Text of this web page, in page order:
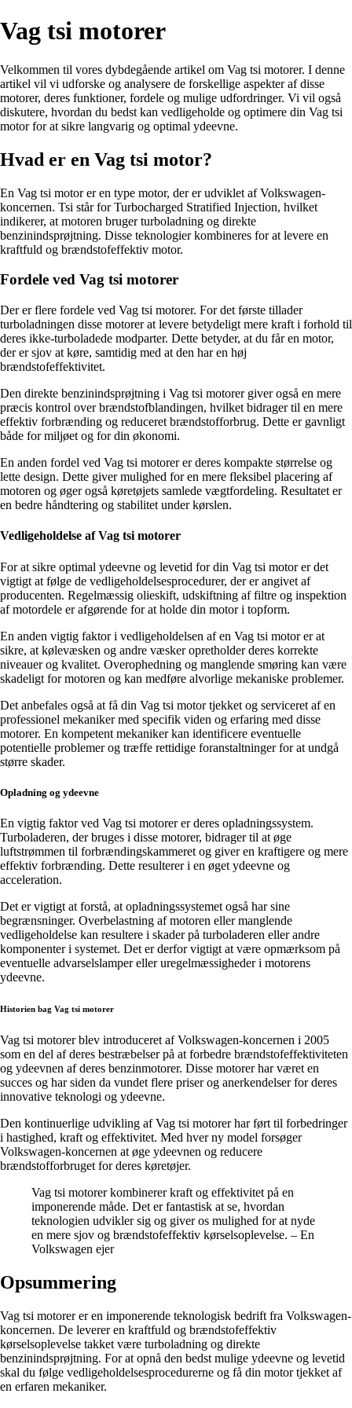
Vag tsi motorer
Velkommen til vores dybdegående artikel om Vag tsi motorer. I denne
artikel vil vi udforske og analysere de forskellige aspekter af disse
motorer, deres funktioner, fordele og mulige udfordringer. Vi vil også
diskutere, hvordan du bedst kan vedligeholde og optimere din Vag tsi
motor for at sikre langvarig og optimal ydeevne.
Hvad er en Vag tsi motor?
En Vag tsi motor er en type motor, der er udviklet af Volkswagen-
koncernen. Tsi står for Turbocharged Stratified Injection, hvilket
indikerer, at motoren bruger turboladning og direkte
benzinindsprøjtning. Disse teknologier kombineres for at levere en
kraftfuld og brændstofeffektiv motor.
Fordele ved Vag tsi motorer
Der er flere fordele ved Vag tsi motorer. For det første tillader
turboladningen disse motorer at levere betydeligt mere kraft i forhold til
deres ikke-turboladede modparter. Dette betyder, at du får en motor,
der er sjov at køre, samtidig med at den har en høj
brændstofeffektivitet.
Den direkte benzinindsprøjtning i Vag tsi motorer giver også en mere
præcis kontrol over brændstofblandingen, hvilket bidrager til en mere
effektiv forbrænding og reduceret brændstofforbrug. Dette er gavnligt
både for miljøet og for din økonomi.
En anden fordel ved Vag tsi motorer er deres kompakte størrelse og
lette design. Dette giver mulighed for en mere fleksibel placering af
motoren og øger også køretøjets samlede vægtfordeling. Resultatet er
en bedre håndtering og stabilitet under kørslen.
Vedligeholdelse af Vag tsi motorer
For at sikre optimal ydeevne og levetid for din Vag tsi motor er det
vigtigt at følge de vedligeholdelsesprocedurer, der er angivet af
producenten. Regelmæssig olieskift, udskiftning af filtre og inspektion
af motordele er afgørende for at holde din motor i topform.
En anden vigtig faktor i vedligeholdelsen af en Vag tsi motor er at
sikre, at kølevæsken og andre væsker opretholder deres korrekte
niveauer og kvalitet. Overophedning og manglende smøring kan være
skadeligt for motoren og kan medføre alvorlige mekaniske problemer.
Det anbefales også at få din Vag tsi motor tjekket og serviceret af en
professionel mekaniker med specifik viden og erfaring med disse
motorer. En kompetent mekaniker kan identificere eventuelle
potentielle problemer og træffe rettidige foranstaltninger for at undgå
større skader.
Opladning og ydeevne
En vigtig faktor ved Vag tsi motorer er deres opladningssystem.
Turboladeren, der bruges i disse motorer, bidrager til at øge
luftstrømmen til forbrændingskammeret og giver en kraftigere og mere
effektiv forbrænding. Dette resulterer i en øget ydeevne og
acceleration.
Det er vigtigt at forstå, at opladningssystemet også har sine
begrænsninger. Overbelastning af motoren eller manglende
vedligeholdelse kan resultere i skader på turboladeren eller andre
komponenter i systemet. Det er derfor vigtigt at være opmærksom på
eventuelle advarselslamper eller uregelmæssigheder i motorens
ydeevne.
Historien bag Vag tsi motorer
Vag tsi motorer blev introduceret af Volkswagen-koncernen i 2005
som en del af deres bestræbelser på at forbedre brændstofeffektiviteten
og ydeevnen af deres benzinmotorer. Disse motorer har været en
succes og har siden da vundet flere priser og anerkendelser for deres
innovative teknologi og ydeevne.
Den kontinuerlige udvikling af Vag tsi motorer har ført til forbedringer
i hastighed, kraft og effektivitet. Med hver ny model forsøger
Volkswagen-koncernen at øge ydeevnen og reducere
brændstofforbruget for deres køretøjer.
Vag tsi motorer kombinerer kraft og effektivitet på en
imponerende måde. Det er fantastisk at se, hvordan
teknologien udvikler sig og giver os mulighed for at nyde
en mere sjov og brændstofeffektiv kørselsoplevelse. – En
Volkswagen ejer
Opsummering
Vag tsi motorer er en imponerende teknologisk bedrift fra Volkswagen-
koncernen. De leverer en kraftfuld og brændstofeffektiv
kørselsoplevelse takket være turboladning og direkte
benzinindsprøjtning. For at opnå den bedst mulige ydeevne og levetid
skal du følge vedligeholdelsesprocedurerne og få din motor tjekket af
en erfaren mekaniker.